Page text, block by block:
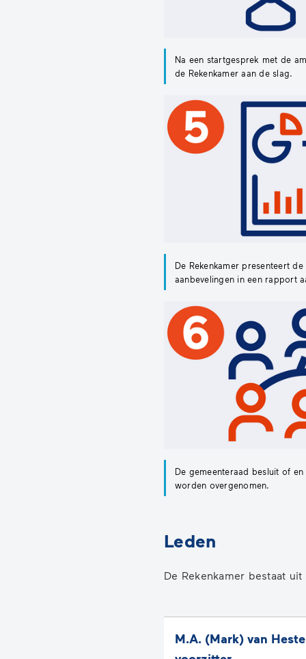
Na een startgesprek met de
de Rekenkamer aan de slag.
De Rekenkamer presenteert
aanbevelingen in een rapport
De gemeenteraad besluit of
worden overgenomen.
Leden
De Rekenkamer bestaat
M.A. (Mark) van